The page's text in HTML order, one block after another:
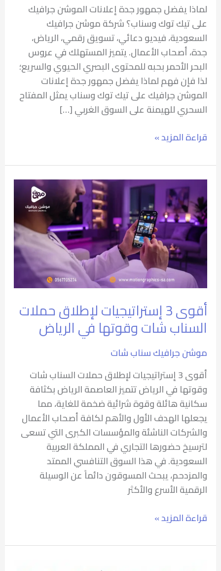
لماذا يفضل جمهور جدة إعلانات الموشن جرافيك
على تيك توك وسناب؟ شركة موشن جرافيك
السعودية، فيديو دعائي، تسويق رقمي، الرياض،
جدة، أصحاب الأعمال. يتميز المستهلك في عروس
البحر الأحمر بحبه للمحتوى البصري الحيوي والسريع؛
لذا فإن فهم لماذا يفضل جمهور جدة إعلانات
الموشن جرافيك على تيك توك وسناب يمثل المفتاح
السحري للهيمنة على السوق الغربي […]
قراءة المزيد »
⁠أقوى 3 إستراتيجيات لإطلاق حملات
السناب شات وقوتها في الرياض
موشن جرافيك سناب شات
⁠أقوى 3 إستراتيجيات لإطلاق حملات السناب شات
وقوتها في الرياض تتميز العاصمة الرياض بكثافة
سكانية هائلة وقوة شرائية ضخمة للغاية، مما
يجعلها الهدف الأول والأهم لكافة أصحاب الأعمال
والشركات الناشئة والمؤسسات الكبرى التي تسعى
لترسيخ حضورها التجاري في المملكة العربية
السعودية. في هذا السوق التنافسي الممتد
والمزدحم، يبحث المسوقون دائماً عن الوسيلة
الرقمية الأسرع والأكثر
⁠أقوى
3
إستراتيجيات
لإطلاق
حملات
السناب
شات
وقوتها
في
الرياض
قراءة المزيد »